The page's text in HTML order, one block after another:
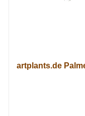
artplants.de